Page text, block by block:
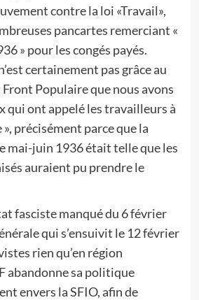
contre la loi «Travail»,
pancartes remerciant «
» pour les congés payés.
certainement pas grâce au
Populaire que nous avons
qui ont appelé les travailleurs à
précisément parce que la
mai-juin 1936 était telle que les
auraient pu prendre le
fasciste manqué du 6 février
qui s’ensuivit le 12 février
rien qu’en région
abandonne sa politique
envers la SFIO, afin de